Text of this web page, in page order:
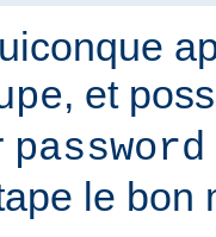
, et
password
le bon